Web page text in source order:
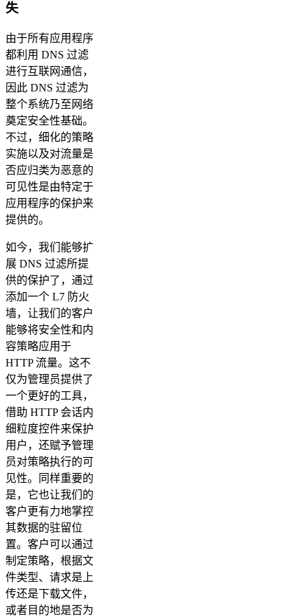
失
由于所有应用程序
都利用 DNS 过滤
进行互联网通信，
因此 DNS 过滤为
整个系统乃至网络
奠定安全性基础。
不过，细化的策略
实施以及对流量是
否应归类为恶意的
可见性是由特定于
应用程序的保护来
提供的。
如今，我们能够扩
展 DNS 过滤所提
供的保护了，通过
添加一个 L7 防火
墙，让我们的客户
能够将安全性和内
容策略应用于
HTTP 流量。这不
仅为管理员提供了
一个更好的工具，
借助 HTTP 会话内
细粒度控件来保护
用户，还赋予管理
员对策略执行的可
见性。同样重要的
是，它也让我们的
客户更有力地掌控
其数据的驻留位
置。客户可以通过
制定策略，根据文
件类型、请求是上
传还是下载文件，
或者目的地是否为